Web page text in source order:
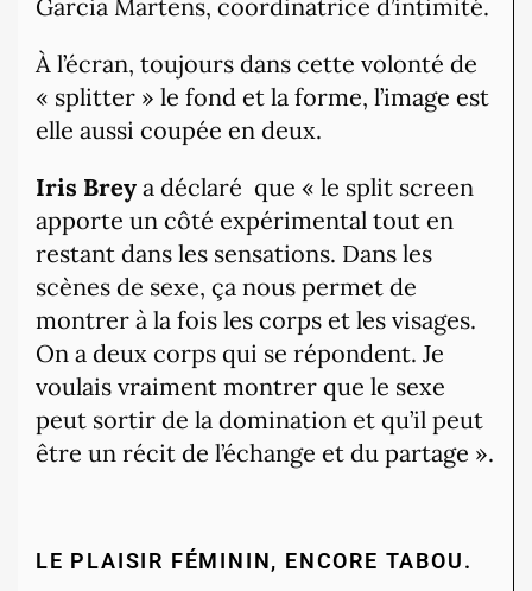
Garcia Martens, coordinatrice d’intimité.
À l’écran, toujours dans cette volonté de
« splitter » le fond et la forme, l’image est
elle aussi coupée en deux.
Iris Brey a déclaré que « le split screen
apporte un côté expérimental tout en
restant dans les sensations. Dans les
scènes de sexe, ça nous permet de
montrer à la fois les corps et les visages.
On a deux corps qui se répondent. Je
voulais vraiment montrer que le sexe
peut sortir de la domination et qu’il peut
être un récit de l’échange et du partage ».
LE PLAISIR FÉMININ, ENCORE TABOU.